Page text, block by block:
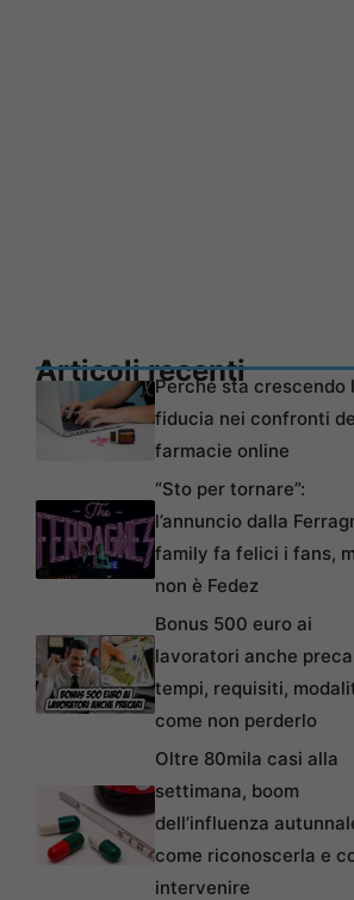
Articoli recentiPerché sta crescendo
fiducia nei confronti
farmacie online
“Sto per tornare”:
l’annuncio dalla
family fa felici i fans,
non è Fedez
Bonus 500 euro ai
lavoratori anche
tempi, requisiti,
come non perderlo
Oltre 80mila casi alla
settimana, boom
dell’influenza
come riconoscerla e
intervenire